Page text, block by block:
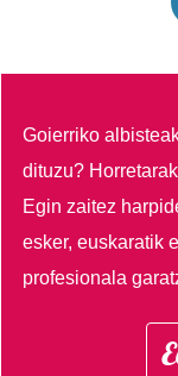
Goierriko
dituzu?
Egin zaitez
esker, euskaratik
profesionala